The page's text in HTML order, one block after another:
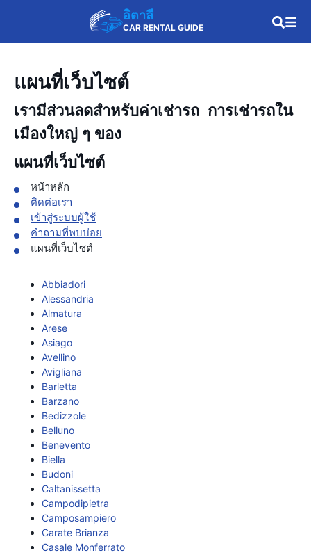
อิตาลี
CAR RENTAL GUIDE
แผนที่เว็บไซต์
เรามีส่วนลดสำหรับค่าเช่ารถ การเช่ารถใน
เมืองใหญ่ ๆ ของ
แผนที่เว็บไซต์
หน้าหลัก
ติดต่อเรา
เข้าสู่ระบบผู้ใช้
คำถามที่พบบ่อย
แผนที่เว็บไซต์
Abbiadori
Alessandria
Almatura
Arese
Asiago
Avellino
Avigliana
Barletta
Barzano
Bedizzole
Belluno
Benevento
Biella
Budoni
Caltanissetta
Campodipietra
Camposampiero
Carate Brianza
Casale Monferrato